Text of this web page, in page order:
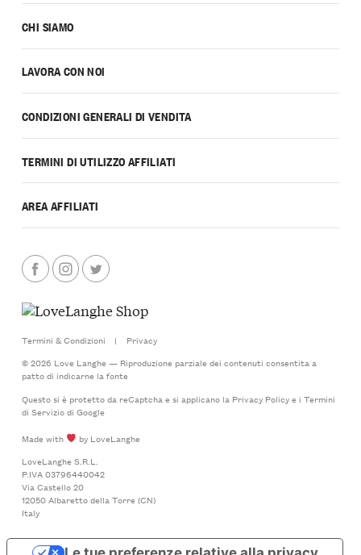
CHI SIAMO
LAVORA CON NOI
CONDIZIONI GENERALI DI VENDITA
TERMINI DI UTILIZZO AFFILIATI
AREA AFFILIATI
Termini & Condizioni |
Privacy
© 2026 Love Langhe — Riproduzione parziale dei contenuti consentita a
patto di indicarne la fonte
Questo si è protetto da reCaptcha e si applicano la Privacy Policye i Termini
di Serviziodi Google
Made with
by LoveLanghe
LoveLanghe S.R.L.
P.IVA 03796440042
Via Castello 20
12050 Albaretto della Torre (CN)
Italy